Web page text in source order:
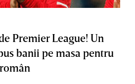
Premier League! Un
banii pe masa pentru